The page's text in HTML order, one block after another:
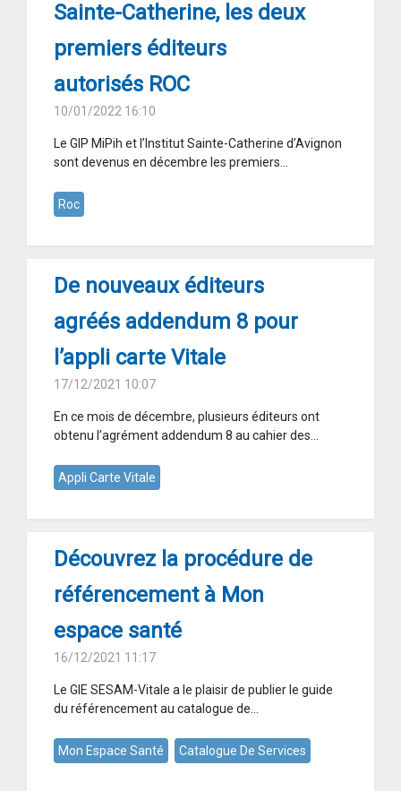
Sainte-Catherine, les deux
premiers éditeurs
autorisés ROC
10/01/2022 16:10
Le GIP MiPih et l’Institut Sainte-Catherine d’Avignon
sont devenus en décembre les premiers...
Roc
De nouveaux éditeurs
agréés addendum 8 pour
l’appli carte Vitale
17/12/2021 10:07
En ce mois de décembre, plusieurs éditeurs ont
obtenu l’agrément addendum 8 au cahier des...
Appli Carte Vitale
Découvrez la procédure de
référencement à Mon
espace santé
16/12/2021 11:17
Le GIE SESAM-Vitale a le plaisir de publier le guide
du référencement au catalogue de...
Mon Espace Santé Catalogue De Services